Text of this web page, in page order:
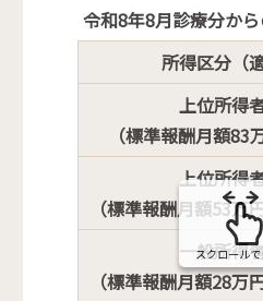
み
の
令和8年8月診療分か
所得区分（
上位所得
（標準報酬月額83
上位所得
（標準報酬月額53万
一般所得
（標準報酬月額28万
スクロール